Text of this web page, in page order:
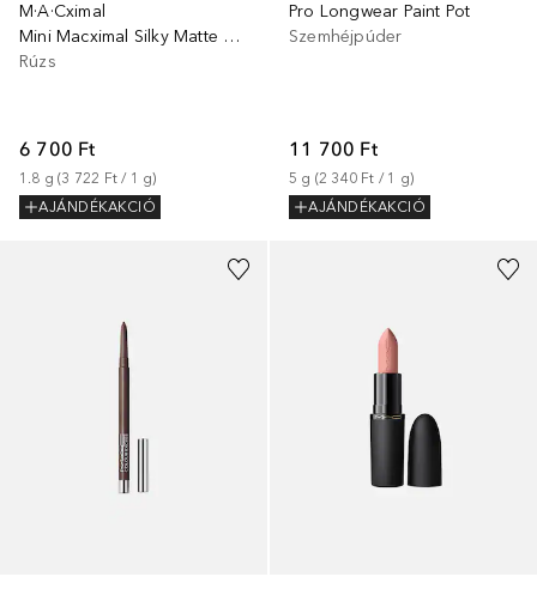
M·A·Cximal
Mini Macximal Silky Matte Lipstick
Rúzs
6 700 Ft
1.8 g (3 722 Ft / 1 g)
AJÁNDÉKAKCIÓ
Pro Longwear Paint Pot
Szemhéjpúder
11 700 Ft
5 g (2 340 Ft / 1 g)
AJÁNDÉKAKCIÓ
+14 +21